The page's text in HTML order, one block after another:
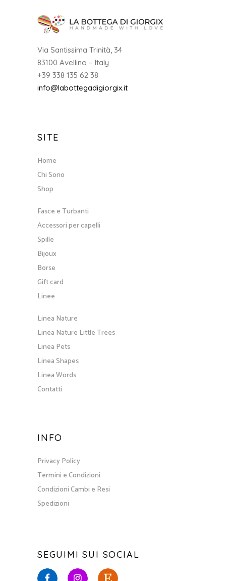
Via Santissima Trinità, 34
83100 Avellino – Italy
+39 338 135 62 38
info@labottegadigiorgix.it
SITE
Home
Chi Sono
Shop
Fasce e Turbanti
Accessori per capelli
Spille
Bijoux
Borse
Gift card
Linee
Linea Nature
Linea Nature Little Trees
Linea Pets
Linea Shapes
Linea Words
Contatti
INFO
Privacy Policy
Termini e Condizioni
Condizioni Cambi e Resi
Spedizioni
SEGUIMI SUI SOCIAL